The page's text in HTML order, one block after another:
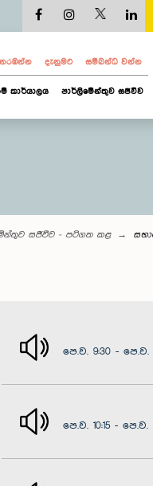
දැනුමට සම්බන්ධ වන්න
කාර්යාලය පාර්ලිමේන්තුව සජීවීව
සජීවීව - පටිගත කළ
පෙ.ව. 9:30 - පෙ.ව.
පෙ.ව. 10:15 - පෙ.ව.